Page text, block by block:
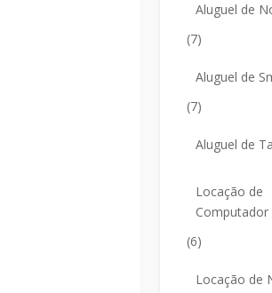
Aluguel de
(7)
Aluguel de
(7)
Aluguel de
Locação de
Computador
(6)
Locação de